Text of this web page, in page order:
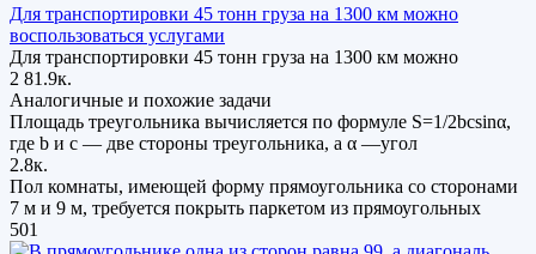
Для транспортировки 45 тонн груза на 1300 км можно
воспользоваться услугами
Для транспортировки 45 тонн груза на 1300 км можно
2 81.9к.
Аналогичные и похожие задачи
Площадь треугольника вычисляется по формуле S=1/2bcsinα,
где b и c — две стороны треугольника, а α —угол
2.8к.
Пол комнаты, имеющей форму прямоугольника со сторонами
7 м и 9 м, требуется покрыть паркетом из прямоугольных
501